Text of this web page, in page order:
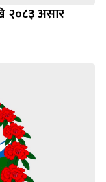
२०८३ असार